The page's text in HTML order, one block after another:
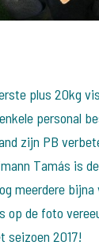
plus 20kg
personal
zijn PB
Tamás is
meerdere
op de foto
seizoen 2017!